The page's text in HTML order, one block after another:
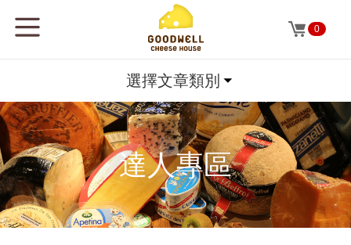
0
達人專區
選擇文章類別